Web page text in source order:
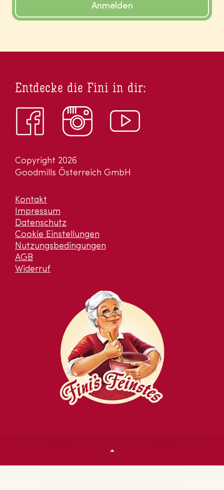
Anmelden
Copyright 2026
Goodmills Österreich GmbH
Kontakt
Impressum
Datenschutz
Cookie Einstellungen
Nutzungsbedingungen
AGB
Widerruf
Entdecke die Fini in dir: